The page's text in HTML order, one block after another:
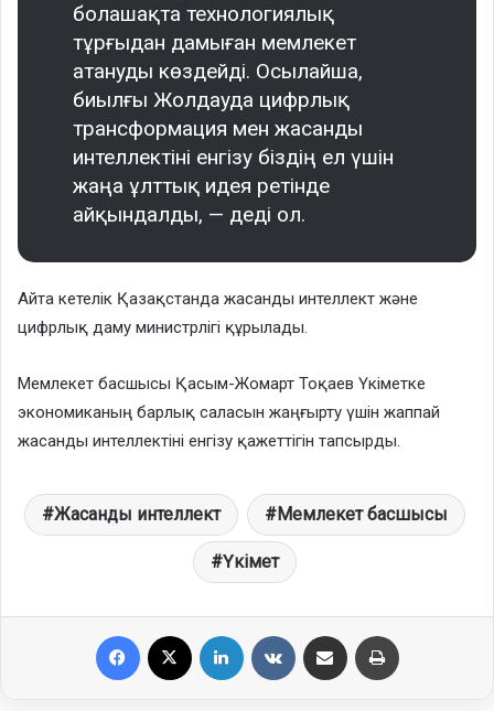
болашақта технологиялық
тұрғыдан дамыған мемлекет
атануды көздейді. Осылайша,
биылғы Жолдауда цифрлық
трансформация мен жасанды
интеллектіні енгізу біздің ел үшін
жаңа ұлттық идея ретінде
айқындалды, — деді ол.
Айта кетелік Қазақстанда жасанды интеллект және
цифрлық даму министрлігі құрылады.
Мемлекет басшысы Қасым-Жомарт Тоқаев Үкіметке
экономиканың барлық саласын жаңғырту үшін жаппай
жасанды интеллектіні енгізу қажеттігін тапсырды.
Жасанды интеллект Мемлекет басшысы
Үкімет